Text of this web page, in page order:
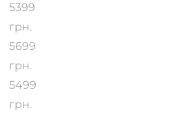
5399
грн.
5699
грн.
5499
грн.